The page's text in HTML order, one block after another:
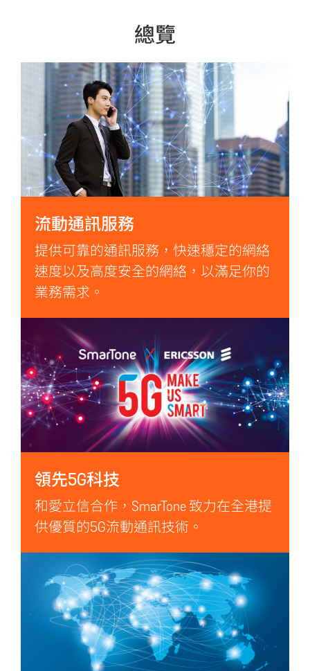
總覽
流動通訊服務
提供可靠的通訊服務，快速穩定的網絡
速度以及高度安全的網絡，以滿足你的
業務需求。
領先5G科技
和愛立信合作，SmarTone 致力在全港提
供優質的5G流動通訊技術。